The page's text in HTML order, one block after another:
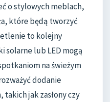
o stylowych meblach,
które będą tworzyć
to kolejny
solarne lub LED mogą
na świeżym
dodanie
jak zasłony czy